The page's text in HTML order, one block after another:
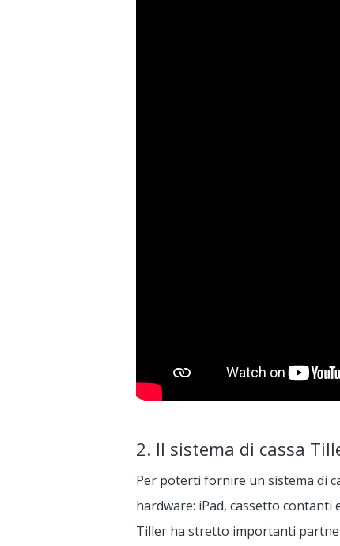
2. Il sistema di cassa
Per poterti fornire un sistema di
hardware: iPad, cassetto
Tiller ha stretto importanti